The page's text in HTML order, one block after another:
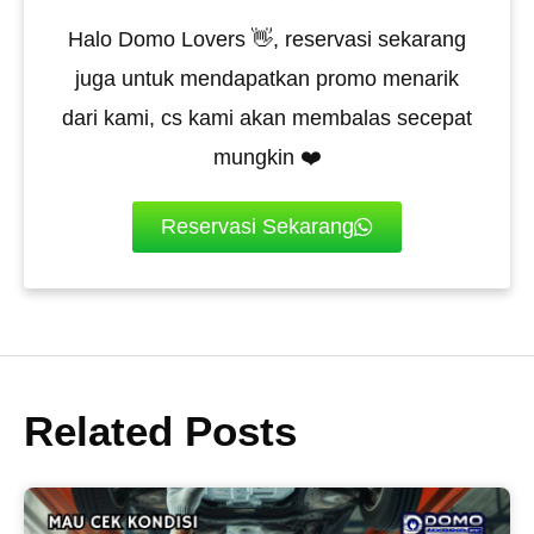
Halo Domo Lovers 👋, reservasi sekarang
juga untuk mendapatkan promo menarik
dari kami, cs kami akan membalas secepat
mungkin ❤️
Reservasi Sekarang
Related Posts